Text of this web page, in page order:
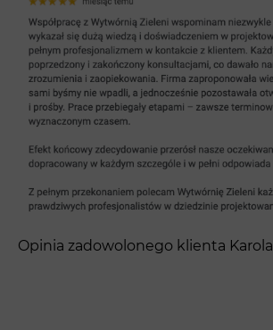
Opinia zadowolonego klienta Karola